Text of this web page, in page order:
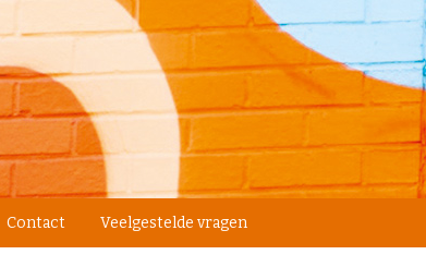
Contact Veelgestelde vragen